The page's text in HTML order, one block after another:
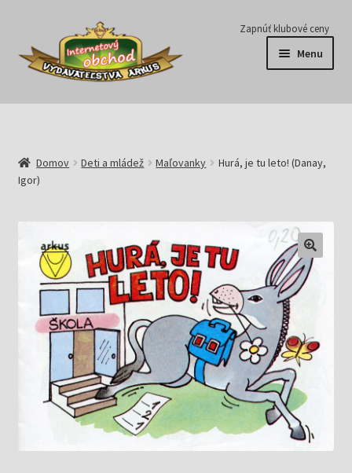
Preskočiť
navigáciu
Preskočiť
obsah
Zapnúť klubové ceny
Menu
Série
E-knihy
Pripravujeme
Pre školy
Knižný klub
Kontakt
Domov Deti a mládež Maľovanky
Hurá, je tu leto! (Danay,
Igor)